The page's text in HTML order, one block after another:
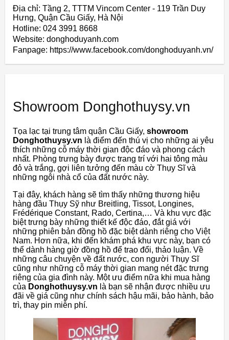
Địa chỉ: Tầng 2, TTTM Vincom Center - 119 Trần Duy
Hưng, Quận Cầu Giấy, Hà Nội
Hotline: 024 3991 8668
Website: donghoduyanh.com
Fanpage: https://www.facebook.com/donghoduyanh.vn/
Showroom Donghothuysy.vn
Tọa lạc tại trung tâm quận Cầu Giấy, showroom
Donghothuysy.vn là điểm đến thú vị cho những ai yêu
thích những cỗ máy thời gian độc đáo và phong cách
nhất. Phòng trưng bày được trang trí với hai tông màu
đỏ và trắng, gợi liên tưởng đến màu cờ Thụy Sĩ và
những ngôi nhà cổ của đất nước này.
Tại đây, khách hàng sẽ tìm thấy những thương hiệu
hàng đầu Thụy Sỹ như Breitling, Tissot, Longines,
Frédérique Constant, Rado, Certina,… Và khu vực đặc
biệt trưng bày những thiết kế độc đáo, đắt giá với
những phiên bản đồng hồ đặc biệt dành riêng cho Việt
Nam. Hơn nữa, khi đến khám phá khu vực này, bạn có
thể dành hàng giờ đồng hồ để trao đổi, thảo luận. Về
những câu chuyện về đất nước, con người Thụy Sĩ
cũng như những cỗ máy thời gian mang nét đặc trưng
riêng của gia đình này. Một ưu điểm nữa khi mua hàng
của Donghothuysy.vn là bạn sẽ nhận được nhiều ưu
đãi về giá cũng như chính sách hậu mãi, bảo hành, bảo
trì, thay pin miễn phí.